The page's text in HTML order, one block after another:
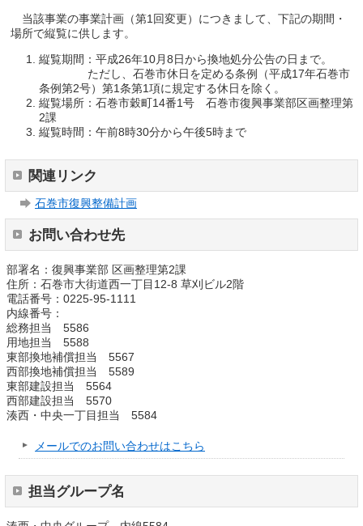
当該事業の事業計画（第1回変更）につきまして、下記の期間・
場所で縦覧に供します。
縦覧期間：平成26年10月8日から換地処分公告の日まで。
ただし、石巻市休日を定める条例（平成17年石巻市
条例第2号）第1条第1項に規定する休日を除く。
縦覧場所：石巻市穀町14番1号 石巻市復興事業部区画整理第
2課
縦覧時間：午前8時30分から午後5時まで
関連リンク
石巻市復興整備計画
お問い合わせ先
部署名：復興事業部 区画整理第2課
住所：石巻市大街道西一丁目12-8 草刈ビル2階
電話番号：0225-95-1111
内線番号：
総務担当 5586
用地担当 5588
東部換地補償担当 5567
西部換地補償担当 5589
東部建設担当 5564
西部建設担当 5570
湊西・中央一丁目担当 5584
メールでのお問い合わせはこちら
担当グループ名